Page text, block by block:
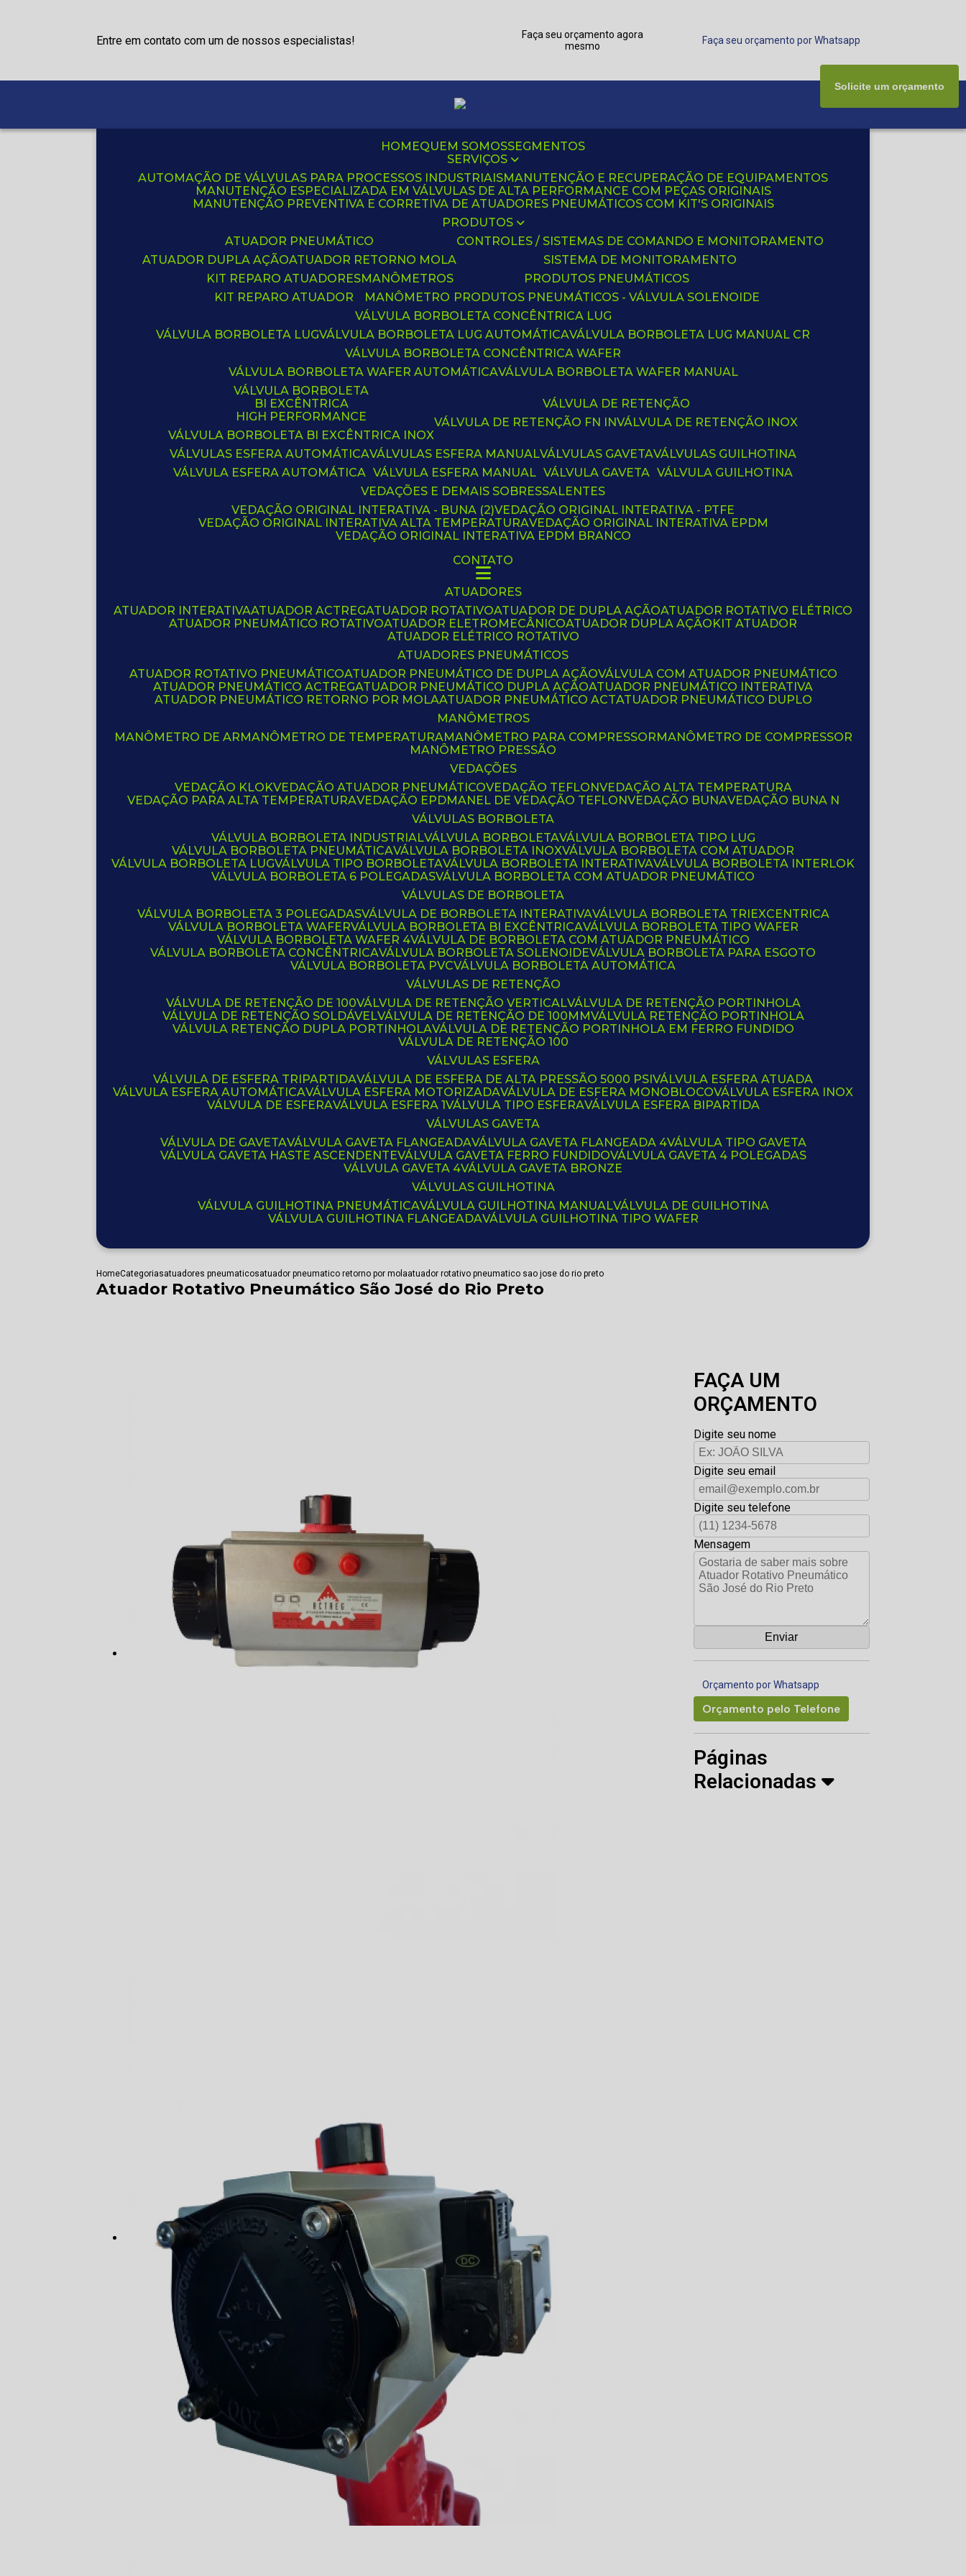
Entre em contato com um de nossos especialistas!
Faça seu orçamento agora
mesmo
Faça seu orçamento por Whatsapp
HOME QUEM SOMOS
SEGMENTOS
SERVIÇOS
AUTOMAÇÃO DE VÁLVULAS PARA PROCESSOS INDUSTRIAIS
MANUTENÇÃO E RECUPERAÇÃO DE EQUIPAMENTOS
MANUTENÇÃO ESPECIALIZADA EM VÁLVULAS DE ALTA PERFORMANCE COM PEÇAS ORIGINAIS
MANUTENÇÃO PREVENTIVA E CORRETIVA DE ATUADORES PNEUMÁTICOS COM KIT'S ORIGINAIS
PRODUTOS
ATUADOR PNEUMÁTICO
ATUADOR DUPLA AÇÃO
ATUADOR RETORNO MOLA
CONTROLES / SISTEMAS DE COMANDO E MONITORAMENTO
SISTEMA DE MONITORAMENTO
KIT REPARO ATUADORES
KIT REPARO ATUADOR
MANÔMETROS
MANÔMETRO
PRODUTOS PNEUMÁTICOS
PRODUTOS PNEUMÁTICOS - VÁLVULA SOLENOIDE
VÁLVULA BORBOLETA CONCÊNTRICA LUG
VÁLVULA BORBOLETA LUG VÁLVULA BORBOLETA LUG AUTOMÁTICA VÁLVULA BORBOLETA LUG MANUAL CR
VÁLVULA BORBOLETA CONCÊNTRICA WAFER
VÁLVULA BORBOLETA WAFER AUTOMÁTICA VÁLVULA BORBOLETA WAFER MANUAL
VÁLVULA BORBOLETA
BI EXCÊNTRICA
HIGH PERFORMANCE
VÁLVULA BORBOLETA BI EXCÊNTRICA INOX
VÁLVULA DE RETENÇÃO
VÁLVULA DE RETENÇÃO FN IN VÁLVULA DE RETENÇÃO INOX
VÁLVULAS ESFERA AUTOMÁTICA
VÁLVULA ESFERA AUTOMÁTICA
VÁLVULAS ESFERA MANUAL
VÁLVULA ESFERA MANUAL
VÁLVULAS GAVETA
VÁLVULA GAVETA
VÁLVULAS GUILHOTINA
VÁLVULA GUILHOTINA
VEDAÇÕES E DEMAIS SOBRESSALENTES
VEDAÇÃO ORIGINAL INTERATIVA - BUNA (2)
VEDAÇÃO ORIGINAL INTERATIVA - PTFE
VEDAÇÃO ORIGINAL INTERATIVA ALTA TEMPERATURA VEDAÇÃO ORIGINAL INTERATIVA EPDM
VEDAÇÃO ORIGINAL INTERATIVA EPDM BRANCO
CONTATO
ATUADORES
ATUADOR INTERATIVA ATUADOR ACTREG ATUADOR ROTATIVO ATUADOR DE DUPLA AÇÃO
ATUADOR ROTATIVO ELÉTRICO
ATUADOR PNEUMÁTICO ROTATIVO
ATUADOR ELETROMECÂNICO ATUADOR DUPLA AÇÃO
KIT ATUADOR
ATUADOR ELÉTRICO ROTATIVO
ATUADORES PNEUMÁTICOS
ATUADOR ROTATIVO PNEUMÁTICO
ATUADOR PNEUMÁTICO DE DUPLA AÇÃO VÁLVULA COM ATUADOR PNEUMÁTICO
ATUADOR PNEUMÁTICO ACTREG
ATUADOR PNEUMÁTICO DUPLA AÇÃO
ATUADOR PNEUMÁTICO INTERATIVA
ATUADOR PNEUMÁTICO RETORNO POR MOLA ATUADOR PNEUMÁTICO ACT
ATUADOR PNEUMÁTICO DUPLO
MANÔMETROS
MANÔMETRO DE AR
MANÔMETRO DE TEMPERATURA MANÔMETRO PARA COMPRESSOR
MANÔMETRO DE COMPRESSOR
MANÔMETRO PRESSÃO
VEDAÇÕES
VEDAÇÃO KLOK VEDAÇÃO ATUADOR PNEUMÁTICO VEDAÇÃO TEFLON
VEDAÇÃO ALTA TEMPERATURA
VEDAÇÃO PARA ALTA TEMPERATURA VEDAÇÃO EPDM ANEL DE VEDAÇÃO TEFLON VEDAÇÃO BUNA VEDAÇÃO BUNA N
VÁLVULAS BORBOLETA
VÁLVULA BORBOLETA INDUSTRIAL VÁLVULA BORBOLETA VÁLVULA BORBOLETA TIPO LUG
VÁLVULA BORBOLETA PNEUMÁTICA VÁLVULA BORBOLETA INOX VÁLVULA BORBOLETA COM ATUADOR
VÁLVULA BORBOLETA LUG VÁLVULA TIPO BORBOLETA VÁLVULA BORBOLETA INTERATIVA VÁLVULA BORBOLETA INTERLOK
VÁLVULA BORBOLETA 6 POLEGADAS VÁLVULA BORBOLETA COM ATUADOR PNEUMÁTICO
VÁLVULAS DE BORBOLETA
VÁLVULA BORBOLETA 3 POLEGADAS VÁLVULA DE BORBOLETA INTERATIVA VÁLVULA BORBOLETA TRIEXCENTRICA
VÁLVULA BORBOLETA WAFER VÁLVULA BORBOLETA BI EXCÊNTRICA VÁLVULA BORBOLETA TIPO WAFER
VÁLVULA BORBOLETA WAFER 4 VÁLVULA DE BORBOLETA COM ATUADOR PNEUMÁTICO
VÁLVULA BORBOLETA CONCÊNTRICA VÁLVULA BORBOLETA SOLENOIDE VÁLVULA BORBOLETA PARA ESGOTO
VÁLVULA BORBOLETA PVC VÁLVULA BORBOLETA AUTOMÁTICA
VÁLVULAS DE RETENÇÃO
VÁLVULA DE RETENÇÃO DE 100 VÁLVULA DE RETENÇÃO VERTICAL VÁLVULA DE RETENÇÃO PORTINHOLA
VÁLVULA DE RETENÇÃO SOLDÁVEL VÁLVULA DE RETENÇÃO DE 100MM
VÁLVULA RETENÇÃO PORTINHOLA
VÁLVULA RETENÇÃO DUPLA PORTINHOLA VÁLVULA DE RETENÇÃO PORTINHOLA EM FERRO FUNDIDO
VÁLVULA DE RETENÇÃO 100
VÁLVULAS ESFERA
VÁLVULA DE ESFERA TRIPARTIDA VÁLVULA DE ESFERA DE ALTA PRESSÃO 5000 PSI VÁLVULA ESFERA ATUADA
VÁLVULA ESFERA AUTOMÁTICA VÁLVULA ESFERA MOTORIZADA VÁLVULA DE ESFERA MONOBLOCO VÁLVULA ESFERA INOX
VÁLVULA DE ESFERA VÁLVULA ESFERA 1 VÁLVULA TIPO ESFERA VÁLVULA ESFERA BIPARTIDA
VÁLVULAS GAVETA
VÁLVULA DE GAVETA VÁLVULA GAVETA FLANGEADA VÁLVULA GAVETA FLANGEADA 4 VÁLVULA TIPO GAVETA
VÁLVULA GAVETA HASTE ASCENDENTE VÁLVULA GAVETA FERRO FUNDIDO VÁLVULA GAVETA 4 POLEGADAS
VÁLVULA GAVETA 4 VÁLVULA GAVETA BRONZE
VÁLVULAS GUILHOTINA
VÁLVULA GUILHOTINA PNEUMÁTICA VÁLVULA GUILHOTINA MANUAL VÁLVULA DE GUILHOTINA
VÁLVULA GUILHOTINA FLANGEADA VÁLVULA GUILHOTINA TIPO WAFER
Solicite um orçamento
HomeCategoriasatuadores pneumaticosatuador pneumatico retorno por molaatuador rotativo pneumatico sao jose do rio preto
Atuador Rotativo Pneumático São José do Rio Preto
FAÇA UM
ORÇAMENTO
Digite seu nome
Digite seu email
Digite seu telefone
Mensagem
Orçamento por Whatsapp
Orçamento pelo Telefone
Páginas
Relacionadas